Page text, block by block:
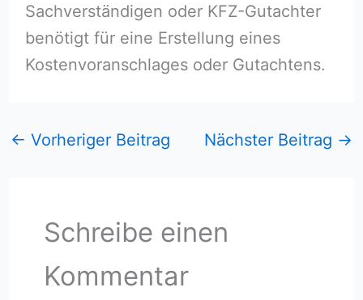
Sachverständigen oder KFZ-Gutachter
benötigt für eine Erstellung eines
Kostenvoranschlages oder Gutachtens.
← Vorheriger Beitrag Nächster Beitrag →
Schreibe einen
Kommentar